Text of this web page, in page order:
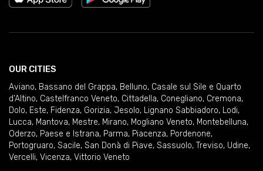
OUR CITIES
Aviano, Bassano del Grappa, Belluno, Casale sul Sile e Quarto
d'Altino, Castelfranco Veneto, Cittadella, Conegliano, Cremona,
Dolo, Este, Fidenza, Gorizia, Jesolo, Lignano Sabbiadoro, Lodi,
Lucca, Mantova, Mestre, Mirano, Mogliano Veneto, Montebelluna,
Oderzo, Paese e Istrana, Parma, Piacenza, Pordenone,
Portogruaro, Sacile, San Donà di Piave, Sassuolo, Treviso, Udine,
Vercelli, Vicenza, Vittorio Veneto